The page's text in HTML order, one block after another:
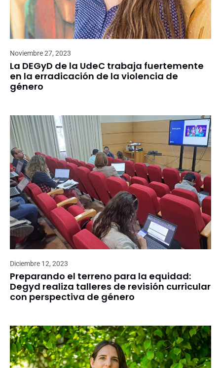
Noviembre 27, 2023
La DEGyD de la UdeC trabaja fuertemente
en la erradicación de la violencia de
género
Diciembre 12, 2023
Preparando el terreno para la equidad:
Degyd realiza talleres de revisión curricular
con perspectiva de género